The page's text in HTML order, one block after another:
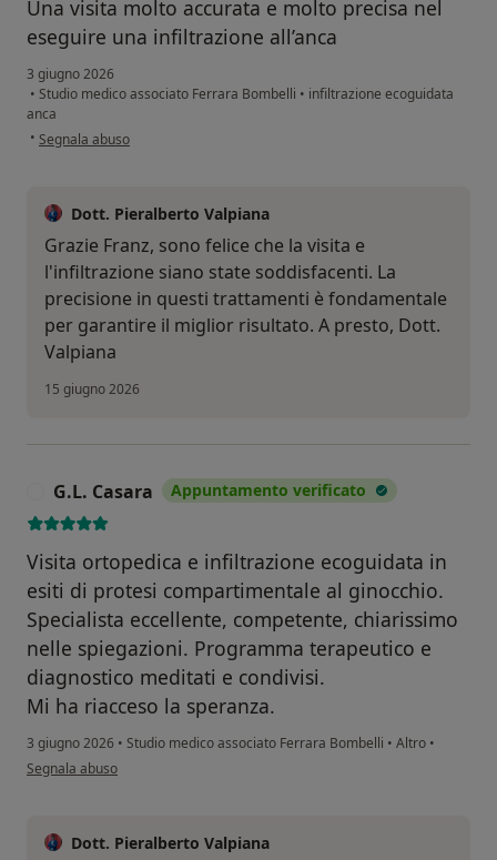
Una visita molto accurata e molto precisa nel
eseguire una infiltrazione all’anca
3 giugno 2026
• Studio medico associato Ferrara Bombelli • infiltrazione ecoguidata
anca
• secondo l'opinione dell'utente Chimetto franz
Segnala abuso
Dott. Pieralberto Valpiana
Grazie Franz, sono felice che la visita e
l'infiltrazione siano state soddisfacenti. La
precisione in questi trattamenti è fondamentale
per garantire il miglior risultato. A presto, Dott.
Valpiana
15 giugno 2026
G.L. Casara Appuntamento verificato
Visita ortopedica e infiltrazione ecoguidata in
esiti di protesi compartimentale al ginocchio.
Specialista eccellente, competente, chiarissimo
nelle spiegazioni. Programma terapeutico e
diagnostico meditati e condivisi.
Mi ha riacceso la speranza.
3 giugno 2026 • Studio medico associato Ferrara Bombelli • Altro •
secondo l'opinione dell'utente G.L. Casara
Segnala abuso
Dott. Pieralberto Valpiana